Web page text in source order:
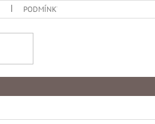
PODMÍNKY OCHRANY OSOBNÍCH ÚDAJŮ